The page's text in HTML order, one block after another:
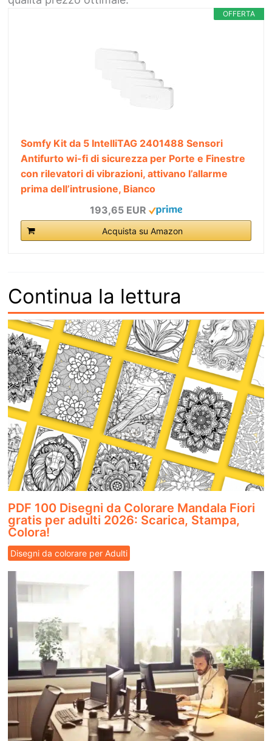
OFFERTA
Somfy Kit da 5 IntelliTAG 2401488 Sensori
Antifurto wi-fi di sicurezza per Porte e Finestre
con rilevatori di vibrazioni, attivano l’allarme
prima dell’intrusione, Bianco
193,65 EUR
Acquista su Amazon
Continua la lettura
PDF 100 Disegni da Colorare Mandala Fiori
gratis per adulti 2026: Scarica, Stampa,
Colora!
Disegni da colorare per Adulti